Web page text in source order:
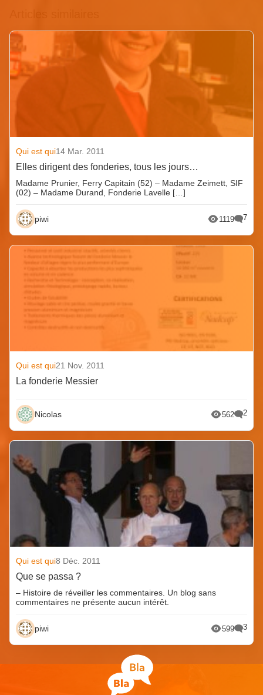
Qui est qui14 Mar. 2011
Elles dirigent des fonderies, tous les jours…
Madame Prunier, Ferry Capitain (52) – Madame Zeimett, SIF
(02) – Madame Durand, Fonderie Lavelle […]
piwi 1119 7
Qui est qui21 Nov. 2011
La fonderie Messier
Nicolas 562 2
Qui est qui8 Déc. 2011
Que se passa ?
– Histoire de réveiller les commentaires. Un blog sans
commentaires ne présente aucun intérêt.
piwi 599 3